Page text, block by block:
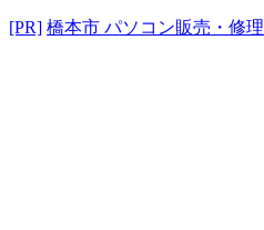
[PR] 橋本市 パソコン販売・修理